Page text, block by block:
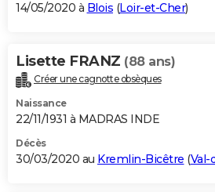
14/05/2020 à Blois (Loir-et-Cher)
Lisette FRANZ (88 ans)
Créer une cagnotte obsèques
Naissance
22/11/1931 à MADRAS INDE
Décès
30/03/2020 au Kremlin-Bicêtre (Val-